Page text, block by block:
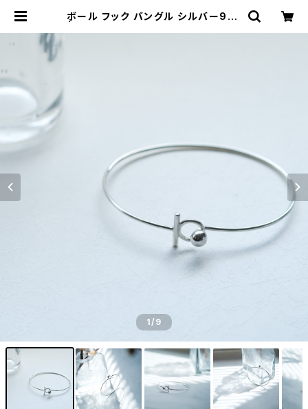
ボール フック バングル シルバー925
1/9